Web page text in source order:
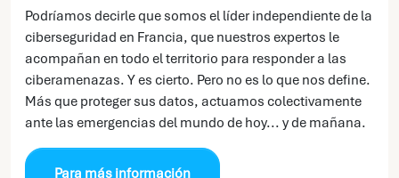
Podríamos decirle que somos el líder independiente de la
ciberseguridad en Francia, que nuestros expertos le
acompañan en todo el territorio para responder a las
ciberamenazas. Y es cierto. Pero no es lo que nos define.
Más que proteger sus datos, actuamos colectivamente
ante las emergencias del mundo de hoy... y de mañana.
Para más información